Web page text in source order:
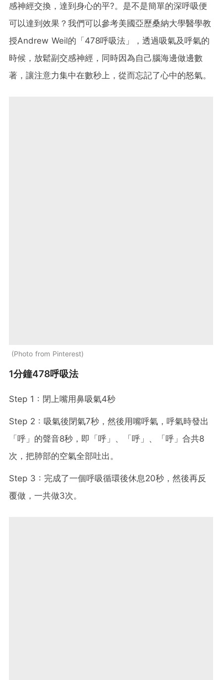
感神經交換，達到身心的平?。是不是簡單的深呼吸便
可以達到效果？我們可以參考美國亞歷桑納大學醫學教
授Andrew Weil的「478呼吸法」，透過吸氣及呼氣的
時候，放鬆副交感神經，同時因為自己腦海邊做邊數
著，讓注意力集中在數秒上，從而忘記了心中的怒氣。
Photo from Pinterest
1分鐘478呼吸法
Step 1 : 閉上嘴用鼻吸氣4秒
Step 2 : 吸氣後閉氣7秒，然後用嘴呼氣，呼氣時發出
「呼」的聲音8秒，即「呼」、「呼」、「呼」合共8
次，把肺部的空氣全部吐出。
Step 3 : 完成了一個呼吸循環後休息20秒，然後再反
覆做，一共做3次。